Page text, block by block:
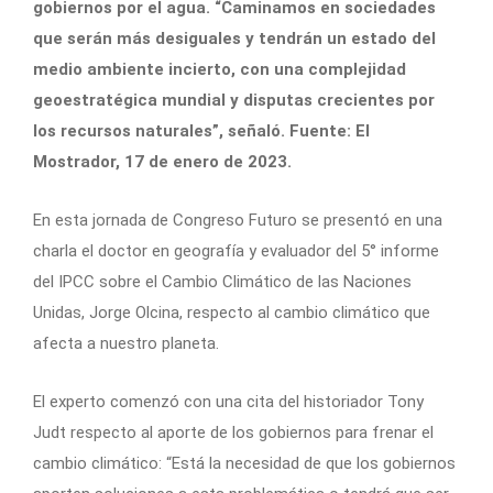
gobiernos por el agua. “Caminamos en sociedades
que serán más desiguales y tendrán un estado del
medio ambiente incierto, con una complejidad
geoestratégica mundial y disputas crecientes por
los recursos naturales”, señaló. Fuente: El
Mostrador, 17 de enero de 2023.
En esta jornada de Congreso Futuro se presentó en una
charla el doctor en geografía y evaluador del 5° informe
del IPCC sobre el Cambio Climático de las Naciones
Unidas, Jorge Olcina, respecto al cambio climático que
afecta a nuestro planeta.
El experto comenzó con una cita del historiador Tony
Judt respecto al aporte de los gobiernos para frenar el
cambio climático: “Está la necesidad de que los gobiernos